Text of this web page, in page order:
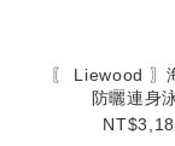
〖 Liewood 〗
防曬連身